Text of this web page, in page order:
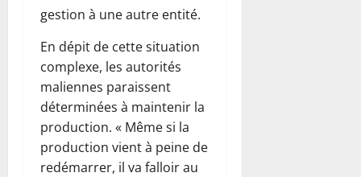
gestion à une autre entité.
En dépit de cette situation
complexe, les autorités
maliennes paraissent
déterminées à maintenir la
production. « Même si la
production vient à peine de
redémarrer, il va falloir au